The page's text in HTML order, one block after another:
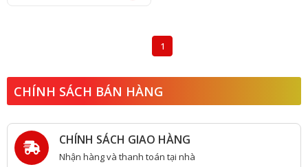
1
CHÍNH SÁCH BÁN HÀNG
CHÍNH SÁCH GIAO HÀNG
Nhận hàng và thanh toán tại nhà